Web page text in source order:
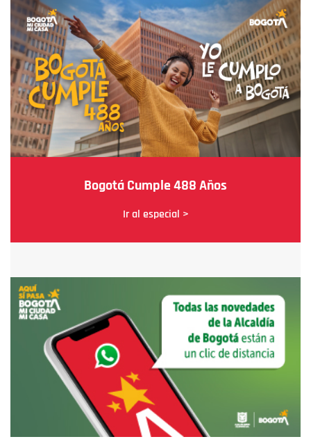
Bogotá Cumple 488 Años
Ir al especial >